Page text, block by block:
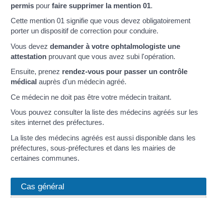
permis pourfaire supprimer la mention 01.
Cette mention 01 signifie que vous devez obligatoirement
porter un dispositif de correction pour conduire.
Vous devezdemander à votre ophtalmologiste une
attestation prouvant que vous avez subi l'opération.
Ensuite, prenez rendez-vous pour passer un contrôle
médical auprès d'un médecin agréé.
Ce médecin ne doit pas être votre médecin traitant.
Vous pouvez consulter la liste des médecins agréés sur les
sites internet des préfectures.
La liste des médecins agréés est aussi disponible dans les
préfectures, sous-préfectures et dans les mairies de
certaines communes.
Cas général